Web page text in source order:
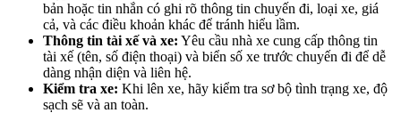
bản hoặc tin nhắn có ghi rõ thông tin chuyến đi, loại xe, giá
cả, và các điều khoản khác để tránh hiểu lầm.
Thông tin tài xế và xe: Yêu cầu nhà xe cung cấp thông tin
tài xế (tên, số điện thoại) và biển số xe trước chuyến đi để dễ
dàng nhận diện và liên hệ.
Kiểm tra xe: Khi lên xe, hãy kiểm tra sơ bộ tình trạng xe, độ
sạch sẽ và an toàn.